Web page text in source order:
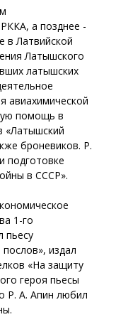
а позднее -
в Латвийской
Латышского
латышских
авиахимической
помощь в
«Латышский
броневиков. Р.
подготовке
в СССР».
1-го
пьесу
издал
«На защиту
героя пьесы
Р. А. Апин любил